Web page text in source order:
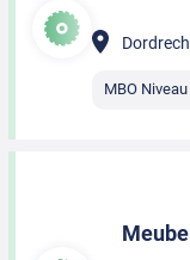
MBO Niveau